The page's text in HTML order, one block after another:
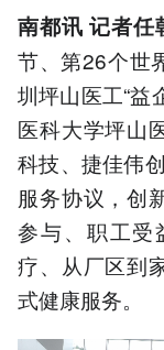
南都讯 记者任
节、第26个世
圳坪山医工“益
医科大学坪山
科技、捷佳伟
服务协议，创
参与、职工受
疗、从厂区到
式健康服务。